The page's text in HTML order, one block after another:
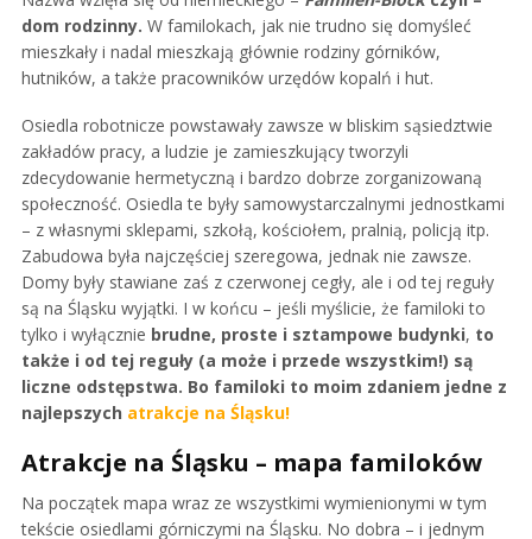
dom rodzinny. W familokach, jak nie trudno się domyśleć
mieszkały i nadal mieszkają głównie rodziny górników,
hutników, a także pracowników urzędów kopalń i hut.
Osiedla robotnicze powstawały zawsze w bliskim sąsiedztwie
zakładów pracy, a ludzie je zamieszkujący tworzyli
zdecydowanie hermetyczną i bardzo dobrze zorganizowaną
społeczność. Osiedla te były samowystarczalnymi jednostkami
– z własnymi sklepami, szkołą, kościołem, pralnią, policją itp.
Zabudowa była najczęściej szeregowa, jednak nie zawsze.
Domy były stawiane zaś z czerwonej cegły, ale i od tej reguły
są na Śląsku wyjątki. I w końcu – jeśli myślicie, że familoki to
tylko i wyłącznie brudne, proste i sztampowe budynki, to
także i od tej reguły (a może i przede wszystkim!) są
liczne odstępstwa. Bo familoki to moim zdaniem jedne z
najlepszych atrakcje na Śląsku!
Atrakcje na Śląsku – mapa familoków
Na początek mapa wraz ze wszystkimi wymienionymi w tym
tekście osiedlami górniczymi na Śląsku. No dobra – i jednym